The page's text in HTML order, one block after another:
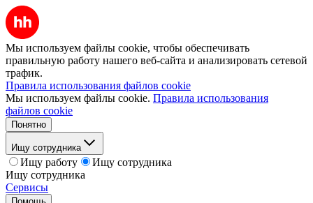
Мы используем файлы cookie, чтобы обеспечивать
правильную работу нашего веб-сайта и анализировать сетевой
трафик.
Правила использования файлов cookie
Мы используем файлы cookie. Правила использования
файлов cookie
Понятно
Ищу сотрудника
Ищу работу
Ищу сотрудника
Ищу сотрудника
Сервисы